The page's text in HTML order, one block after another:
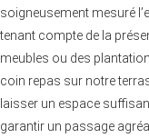
soigneusement mesuré
tenant compte de la
meubles ou des
coin repas sur notre
laisser un espace
garantir un passage